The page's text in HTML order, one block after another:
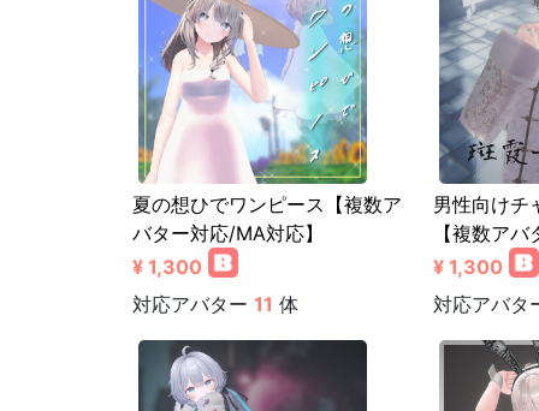
夏の想ひでワンピース【複数ア
バター対応/MA対応】
¥ 1,300
対応アバター 11 体
男性向けチ
【複数ア
¥ 1,300
対応アバタ